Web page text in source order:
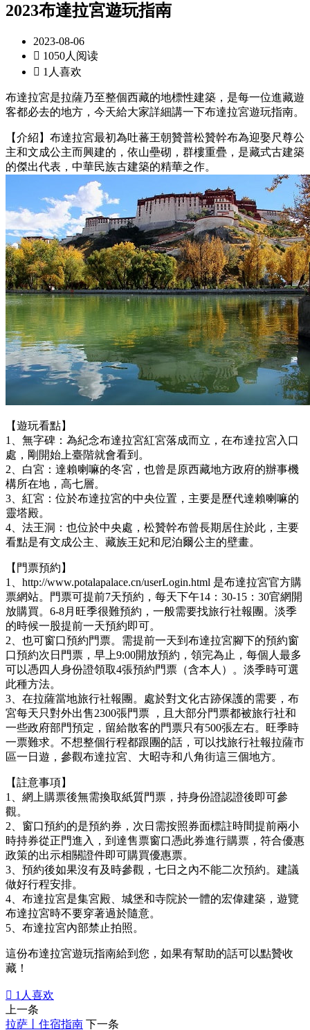
2023布達拉宮遊玩指南
2023-08-06
 1050人阅读
 1人喜欢
布達拉宮是拉薩乃至整個西藏的地標性建築，是每一位進藏遊
客都必去的地方，今天給大家詳細講一下布達拉宮遊玩指南。
【介紹】布達拉宮最初為吐蕃王朝贊普松贊幹布為迎娶尺尊公
主和文成公主而興建的，依山壘砌，群樓重疊，是藏式古建築
的傑出代表，中華民族古建築的精華之作。
【遊玩看點】
1、無字碑：為紀念布達拉宮紅宮落成而立，在布達拉宮入口
處，剛開始上臺階就會看到。
2、白宮：達賴喇嘛的冬宮，也曾是原西藏地方政府的辦事機
構所在地，高七層。
3、紅宮：位於布達拉宮的中央位置，主要是歷代達賴喇嘛的
靈塔殿。
4、法王洞：也位於中央處，松贊幹布曾長期居住於此，主要
看點是有文成公主、藏族王妃和尼泊爾公主的壁畫。
【門票預約】
1、http://www.potalapalace.cn/userLogin.html 是布達拉宮官方購
票網站。門票可提前7天預約，每天下午14：30-15：30官網開
放購買。6-8月旺季很難預約，一般需要找旅行社報團。淡季
的時候一股提前一天預約即可。
2、也可窗口預約門票。需提前一天到布達拉宮腳下的預約窗
口預約次日門票，早上9:00開放預約，領完為止，每個人最多
可以憑四人身份證領取4張預約門票（含本人）。淡季時可選
此種方法。
3、在拉薩當地旅行社報團。處於對文化古跡保護的需要，布
宮每天只對外出售2300張門票 ，且大部分門票都被旅行社和
一些政府部門預定，留給散客的門票只有500張左右。旺季時
一票難求。不想整個行程都跟團的話，可以找旅行社報拉薩市
區一日遊，參觀布達拉宮、大昭寺和八角街這三個地方。
【註意事項】
1、網上購票後無需換取紙質門票，持身份證認證後即可參
觀。
2、窗口預約的是預約券，次日需按照券面標註時間提前兩小
時持券從正門進入，到達售票窗口憑此券進行購票，符合優惠
政策的出示相關證件即可購買優惠票。
3、預約後如果沒有及時參觀，七日之內不能二次預約。建議
做好行程安排。
4、布達拉宮是集宮殿、城堡和寺院於一體的宏偉建築，遊覽
布達拉宮時不要穿著過於隨意。
5、布達拉宮內部禁止拍照。
這份布達拉宮遊玩指南給到您，如果有幫助的話可以點贊收
藏！
 1 人喜欢
上一条
拉萨丨住宿指南 下一条